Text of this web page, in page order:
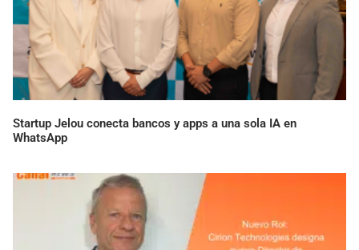
Startup Jelou conecta bancos y apps a una sola IA en
WhatsApp